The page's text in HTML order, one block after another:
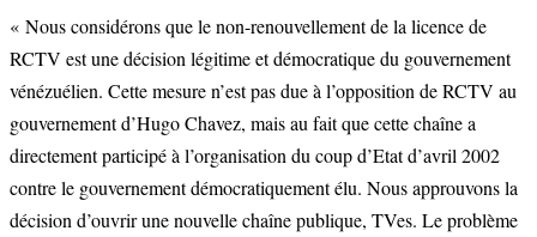
« Nous considérons que le non-renouvellement de la licence de
RCTV est une décision légitime et démocratique du gouvernement
vénézuélien. Cette mesure n’est pas due à l’opposition de RCTV au
gouvernement d’Hugo Chavez, mais au fait que cette chaîne a
directement participé à l’organisation du coup d’Etat d’avril 2002
contre le gouvernement démocratiquement élu. Nous approuvons la
décision d’ouvrir une nouvelle chaîne publique, TVes. Le problème